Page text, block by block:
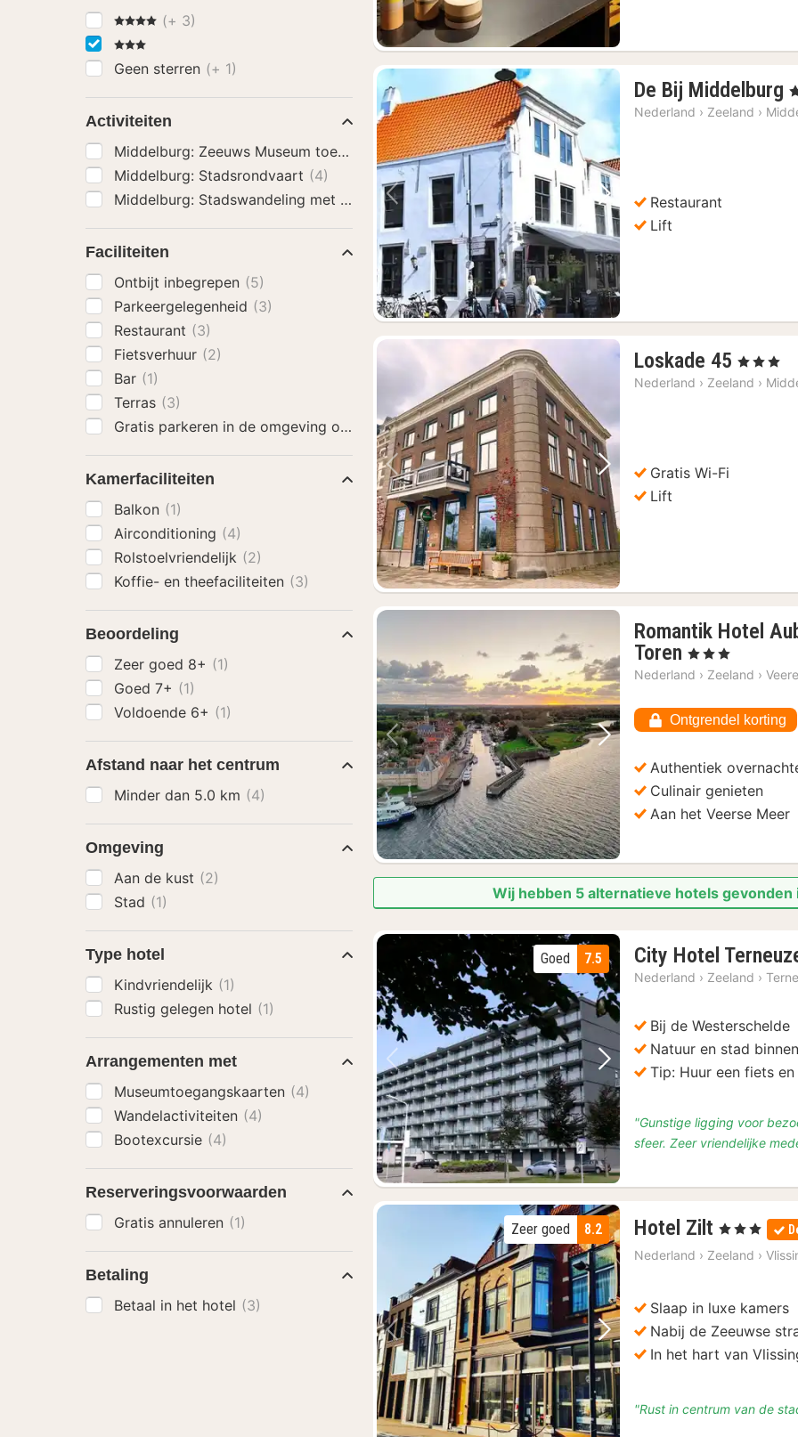
Vorige foto Volgende foto
De Bij Middelburg ,
Nederland › Zeeland ›
Restaurant
Lift
Vorige foto Volgende foto
Loskade 45 1
nacht
, 3 Sterren
Nederland › Zeeland ›
Gratis Wi-Fi
Lift
Vorige foto Volgende foto
Romantik Hotel
Toren 1
nacht
€
238,84
, 3 Sterren
Nederland › Zeeland › Veere
Ontgrendel korting
Authentiek
Culinair genieten
Aan het Veerse Meer
Wij hebben 5 alternatieve hotels
Vorige foto Volgende foto
7.5
Goed City Hotel
Nederland › Zeeland ›
Bij de Westerschelde
Natuur en stad
Tip: Huur een fiets
"Gunstige ligging voor
sfeer. Zeer vriendelijke
Vorige foto Volgende foto
8.2
Zeer goed Hotel Zilt 1
nacht
vanaf
102,96
, 3 Sterren
Nederland › Zeeland ›
Slaap in luxe kamers
Nabij de Zeeuwse
In het hart van
"Rust in centrum van de
4 Sterren(+ 3)
3 Sterren
Geen sterren (+ 1)
Activiteiten
Middelburg: Zeeuws Museum toegangsbewijs(4)
Middelburg: Stadsrondvaart (4)
Middelburg: Stadswandeling met gids
(4)
Faciliteiten
Ontbijt inbegrepen (5)
Parkeergelegenheid (3)
Restaurant (3)
Fietsverhuur (2)
Bar (1)
Terras (3)
Gratis parkeren in de omgeving op zaterdag en zondag(2)
Kamerfaciliteiten
Balkon (1)
Airconditioning (4)
Rolstoelvriendelijk (2)
Koffie- en theefaciliteiten (3)
Beoordeling
Zeer goed 8+ (1)
Goed 7+ (1)
Voldoende 6+ (1)
Afstand naar het centrum
Minder dan 5.0 km (4)
Omgeving
Aan de kust (2)
Stad (1)
Type hotel
Kindvriendelijk (1)
Rustig gelegen hotel (1)
Arrangementen met
Museumtoegangskaarten (4)
Wandelactiviteiten (4)
Bootexcursie (4)
Reserveringsvoorwaarden
Gratis annuleren (1)
Betaling
Betaal in het hotel (3)